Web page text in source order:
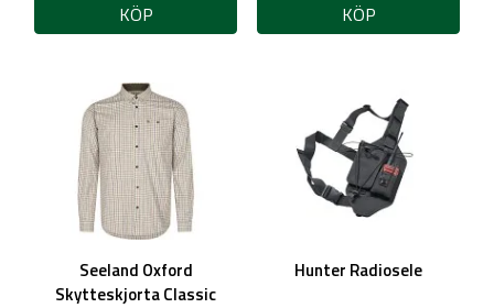
KÖP KÖP
Seeland Oxford
Skytteskjorta Classic
Hunter Radiosele